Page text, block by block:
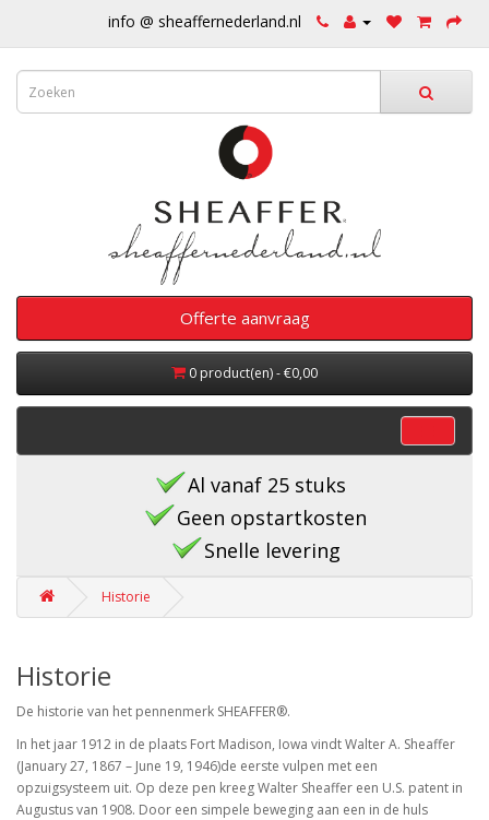
info @ sheaffernederland.nl
Offerte aanvraag
0 product(en) - €0,00
Al vanaf 25 stuks
Geen opstartkosten
Snelle levering
Historie
Historie
De historie van het pennenmerk SHEAFFER®.
In het jaar 1912 in de plaats Fort Madison, Iowa vindt Walter A. Sheaffer
(January 27, 1867 – June 19, 1946)de eerste vulpen met een
opzuigsysteem uit. Op deze pen kreeg Walter Sheaffer een U.S. patent in
Augustus van 1908. Door een simpele beweging aan een in de huls